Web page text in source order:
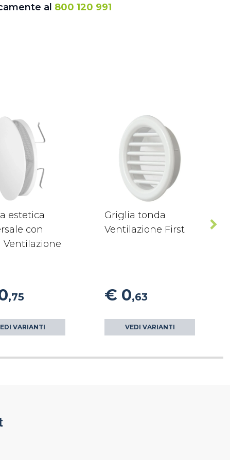
al 800 120 991
estetica
con
Ventilazione
,75
VARIANTI
Griglia tonda
Ventilazione First
€ 0,63
VEDI VARIANTI